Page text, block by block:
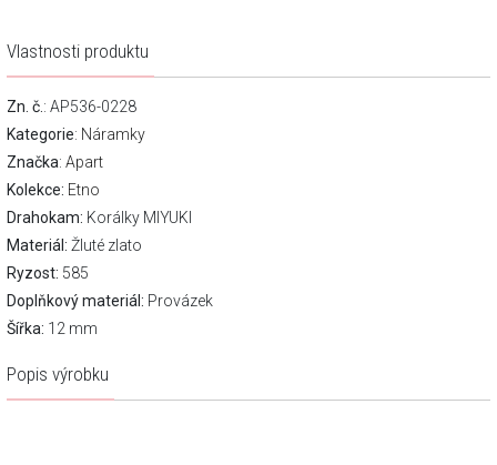
Vlastnosti produktu
Zn. č. : AP536-0228
Kategorie: Náramky
Značka: Apart
Kolekce: Etno
Drahokam: Korálky MIYUKI
Materiál: Žluté zlato
Ryzost: 585
Doplňkový materiál: Provázek
Šířka: 12 mm
Popis výrobku